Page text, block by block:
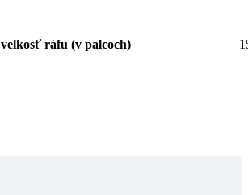
velkosť ráfu (v palcoch)